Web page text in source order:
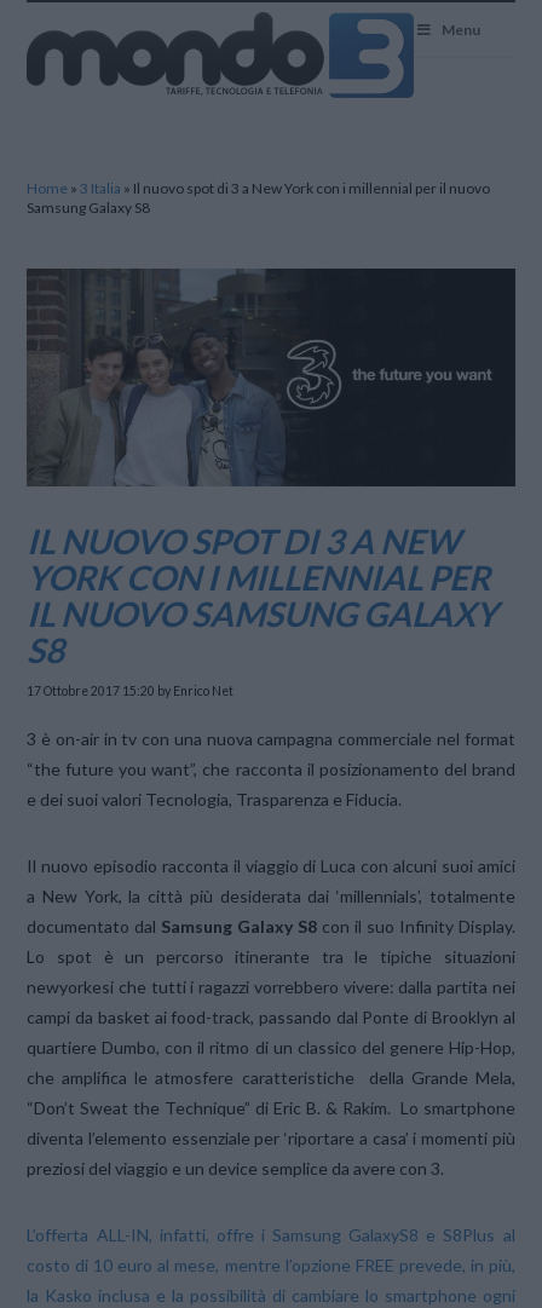
Menu
Home »3 Italia » Il nuovo spot di 3 a New York con i millennial per il nuovo
Samsung Galaxy S8
IL NUOVO SPOT DI 3 A NEW
YORK CON I MILLENNIAL PER
IL NUOVO SAMSUNG GALAXY
S8
17 Ottobre 2017 15:20 by Enrico Net
3 è on-air in tv con una nuova campagna commerciale nel format
“the future you want”, che racconta il posizionamento del brand
e dei suoi valori Tecnologia, Trasparenza e Fiducia.
Il nuovo episodio racconta il viaggio di Luca con alcuni suoi amici
a New York, la città più desiderata dai ‘millennials’, totalmente
documentato dal Samsung Galaxy S8 con il suo Infinity Display.
Lo spot è un percorso itinerante tra le tipiche situazioni
newyorkesi che tutti i ragazzi vorrebbero vivere: dalla partita nei
campi da basket ai food-track, passando dal Ponte di Brooklyn al
quartiere Dumbo, con il ritmo di un classico del genere Hip-Hop,
che amplifica le atmosfere caratteristiche della Grande Mela,
“Don’t Sweat the Technique” di Eric B. & Rakim. Lo smartphone
diventa l’elemento essenziale per ‘riportare a casa’ i momenti più
preziosi del viaggio e un device semplice da avere con 3.
L’offerta ALL-IN, infatti, offre i Samsung GalaxyS8 e S8Plus al
costo di 10 euro al mese, mentre l’opzione FREE prevede, in più,
la Kasko inclusa e la possibilità di cambiare lo smartphone ogni